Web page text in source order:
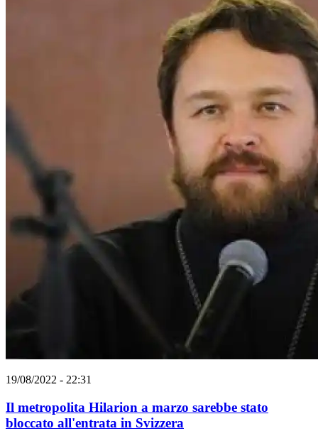
19/08/2022 - 22:31
Il metropolita Hilarion a marzo sarebbe stato
bloccato all'entrata in Svizzera